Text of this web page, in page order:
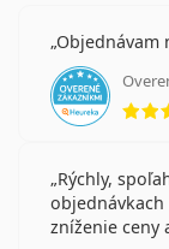
Objednávam
Rýchly,
zníženie ceny